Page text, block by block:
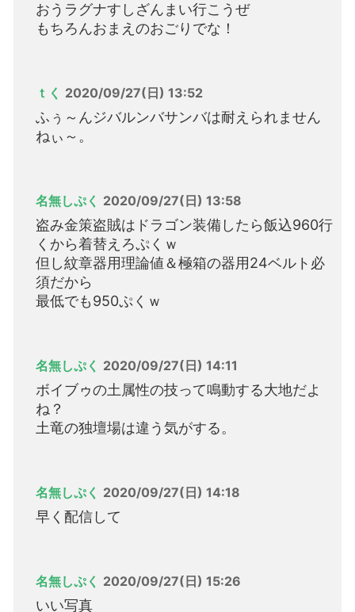
おうラグナすしざんまい行こうぜ
もちろんおまえのおごりでな！
ｔく 2020/09/27(日) 13:52
ふぅ～んジバルンバサンバは耐えられません
ねぃ～。
名無しぷく 2020/09/27(日) 13:58
盗み金策盗賊はドラゴン装備したら飯込960行
くから着替えろぷくｗ
但し紋章器用理論値＆極箱の器用24ベルト必
須だから
最低でも950ぷくｗ
名無しぷく 2020/09/27(日) 14:11
ボイブゥの土属性の技って鳴動する大地だよ
ね？
土竜の独壇場は違う気がする。
名無しぷく 2020/09/27(日) 14:18
早く配信して
名無しぷく 2020/09/27(日) 15:26
いい写真